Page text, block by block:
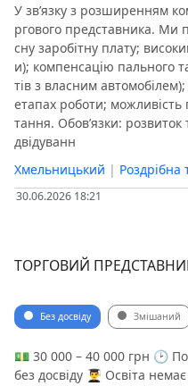
У зв’язку з розширенням
ргового представника. Ми
сну заробітну плату;
и); компенсацію пального
тів з власним
етапах роботи; можливість
тання. Обов’язки: розвиток
двідуванн
Хмельницький | Роздрібна
30.06.2026 18:21
ТОРГОВИЙ
Без досвіду Змішаний
💵 30 000 – 40 000 грн 🕑
без досвіду 👨‍🎓 Освіта